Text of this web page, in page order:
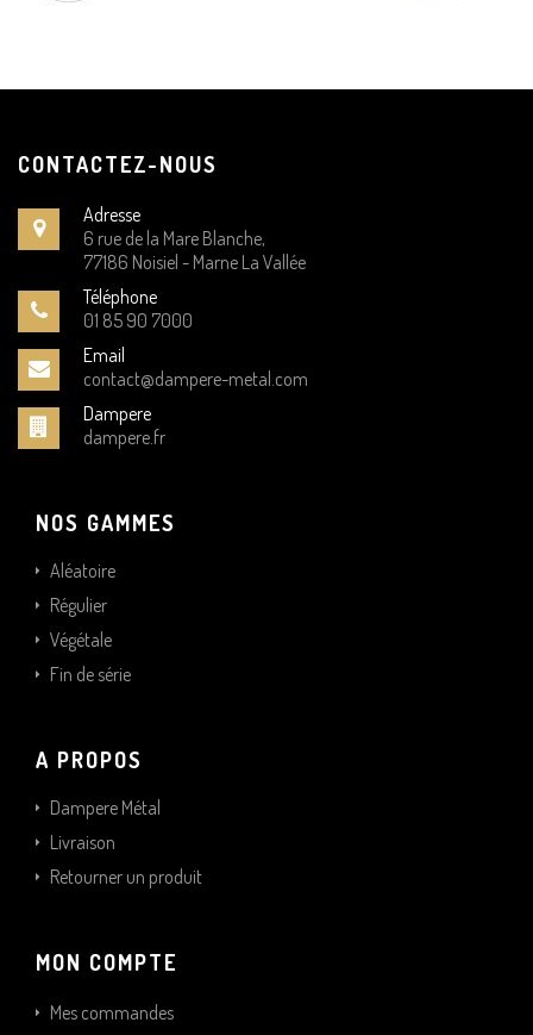
CONTACTEZ-NOUS
Adresse
6 rue de la Mare Blanche,
77186 Noisiel - Marne La Vallée
Téléphone
01 85 90 7000
Email
contact@dampere-metal.com
Dampere
dampere.fr
NOS GAMMES
Aléatoire
Régulier
Végétale
Fin de série
A PROPOS
Dampere Métal
Livraison
Retourner un produit
MON COMPTE
Mes commandes